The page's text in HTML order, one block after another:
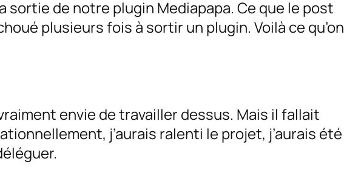
sortie de notre plugin Mediapapa. Ce que le post
plusieurs fois à sortir un plugin. Voilà ce qu’on
envie de travailler dessus. Mais il fallait
j’aurais ralenti le projet, j’aurais été